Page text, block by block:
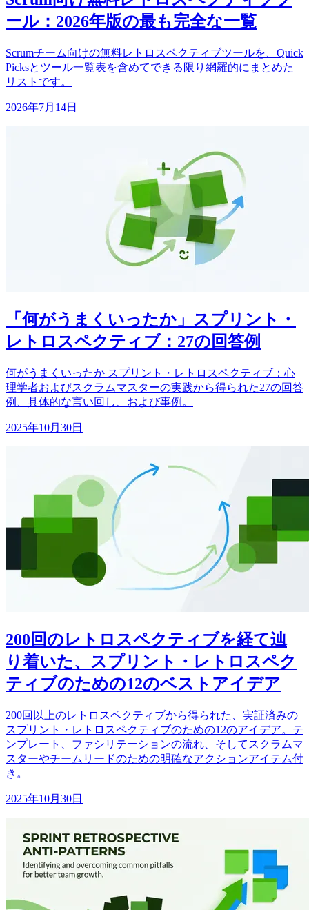
ール：2026年版の最も完全な一覧
Scrumチーム向けの無料レトロスペクティブツールを、Quick
Picksとツール一覧表を含めてできる限り網羅的にまとめた
リストです。
2026年7月14日
「何がうまくいったか」スプリント・
レトロスペクティブ：27の回答例
何がうまくいったか スプリント・レトロスペクティブ：心
理学者およびスクラムマスターの実践から得られた27の回答
例、具体的な言い回し、および事例。
2025年10月30日
200回のレトロスペクティブを経て辿
り着いた、スプリント・レトロスペク
ティブのための12のベストアイデア
200回以上のレトロスペクティブから得られた、実証済みの
スプリント・レトロスペクティブのための12のアイデア。テ
ンプレート、ファシリテーションの流れ、そしてスクラムマ
スターやチームリードのための明確なアクションアイテム付
き。
2025年10月30日